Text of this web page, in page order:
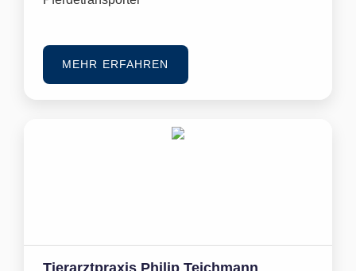
MEHR ERFAHREN
Tierarztpraxis Philip Teichmann